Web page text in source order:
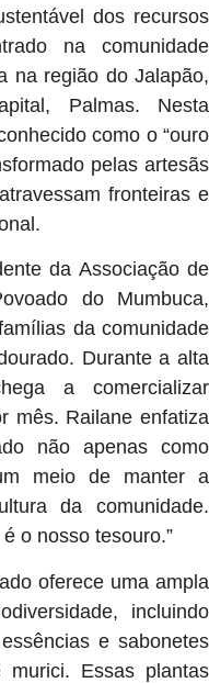
dos recursos
na comunidade
na região do Jalapão,
Palmas. Nesta
como o “ouro
pelas artesãs
fronteiras e
da Associação de
do Mumbuca,
da comunidade
Durante a alta
a comercializar
mês. Railane enfatiza
não apenas como
meio de manter a
da comunidade.
o nosso tesouro.”
oferece uma ampla
incluindo
e sabonetes
Essas plantas